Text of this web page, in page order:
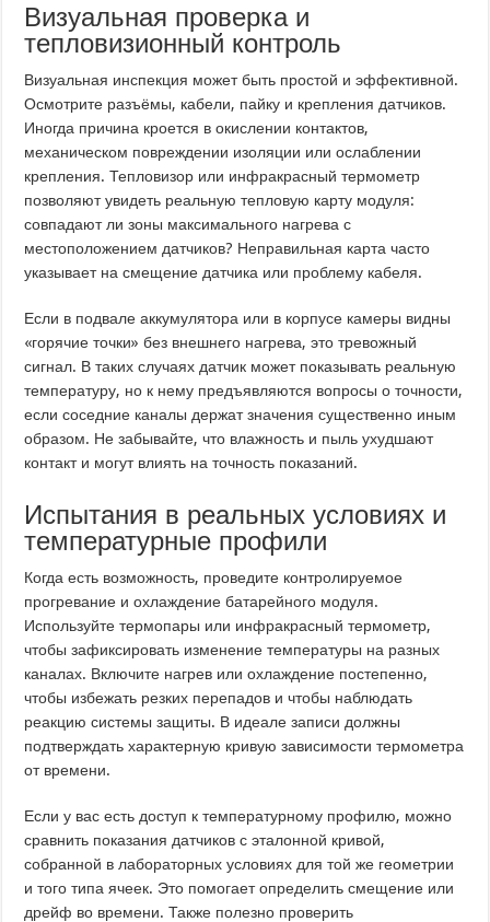
Визуальная проверка и
тепловизионный контроль
Визуальная инспекция может быть простой и эффективной.
Осмотрите разъёмы, кабели, пайку и крепления датчиков.
Иногда причина кроется в окислении контактов,
механическом повреждении изоляции или ослаблении
крепления. Тепловизор или инфракрасный термометр
позволяют увидеть реальную тепловую карту модуля:
совпадают ли зоны максимального нагрева с
местоположением датчиков? Неправильная карта часто
указывает на смещение датчика или проблему кабеля.
Если в подвале аккумулятора или в корпусе камеры видны
«горячие точки» без внешнего нагрева, это тревожный
сигнал. В таких случаях датчик может показывать реальную
температуру, но к нему предъявляются вопросы о точности,
если соседние каналы держат значения существенно иным
образом. Не забывайте, что влажность и пыль ухудшают
контакт и могут влиять на точность показаний.
Испытания в реальных условиях и
температурные профили
Когда есть возможность, проведите контролируемое
прогревание и охлаждение батарейного модуля.
Используйте термопары или инфракрасный термометр,
чтобы зафиксировать изменение температуры на разных
каналах. Включите нагрев или охлаждение постепенно,
чтобы избежать резких перепадов и чтобы наблюдать
реакцию системы защиты. В идеале записи должны
подтверждать характерную кривую зависимости термометра
от времени.
Если у вас есть доступ к температурному профилю, можно
сравнить показания датчиков с эталонной кривой,
собранной в лабораторных условиях для той же геометрии
и того типа ячеек. Это помогает определить смещение или
дрейф во времени. Также полезно проверить